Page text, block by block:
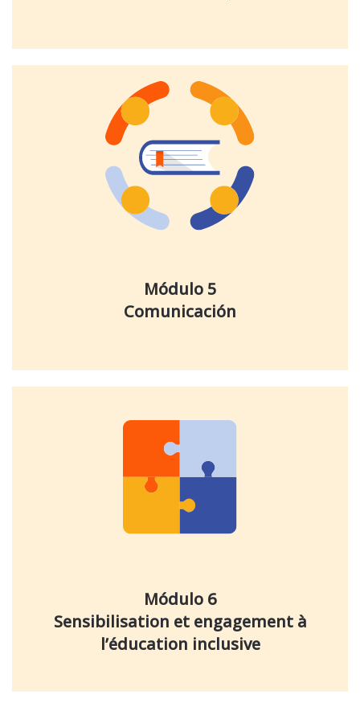
Módulo 5
Comunicación
Módulo 6
Sensibilisation et engagement à
l’éducation inclusive